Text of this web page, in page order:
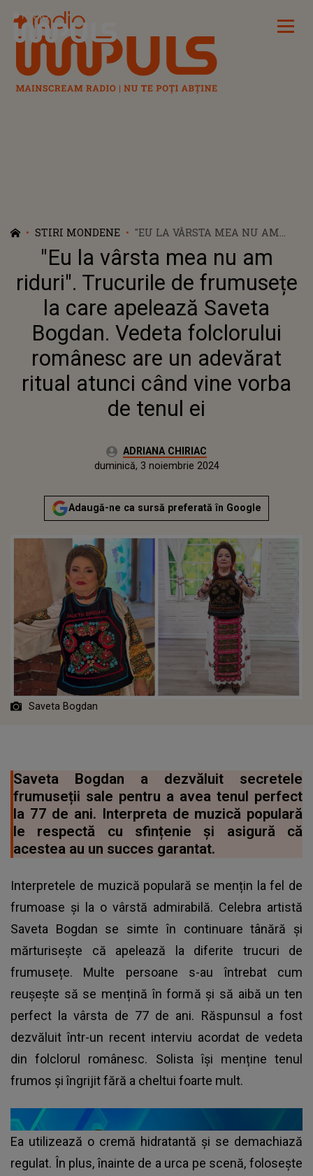
Radio Impuls
STIRI MONDENE
"EU LA VÂRSTA MEA NU AM
RIDURI". TRUCURILE DE
FRUMUSEȚE LA CARE
APELEAZĂ SAVETA BOGDAN.
VEDETA FOLCLORULUI
ROMÂNESC ARE UN ADEVĂRAT
RITUAL ATUNCI CÂND VINE
VORBA DE TENUL EI
"Eu la vârsta mea nu am
riduri". Trucurile de frumusețe
la care apelează Saveta
Bogdan. Vedeta folclorului
românesc are un adevărat
ritual atunci când vine vorba
de tenul ei
Autor:ADRIANA CHIRIAC
vineri, 3 noiembrie 2023Actualizat:
duminică, 3 noiembrie 2024
Adaugă-ne ca sursă preferată în Google
Saveta Bogdan
Saveta Bogdan a dezvăluit secretele
frumuseții sale pentru a avea tenul perfect
la 77 de ani. Interpreta de muzică populară
le respectă cu sfințenie și asigură că
acestea au un succes garantat.
Interpretele de muzică populară se mențin la fel de
frumoase și la o vârstă admirabilă. Celebra artistă
Saveta Bogdan se simte în continuare tânără și
mărturisește că apelează la diferite trucuri de
frumusețe. Multe persoane s-au întrebat cum
reușește să se mențină în formă și să aibă un ten
perfect la vârsta de 77 de ani. Răspunsul a fost
dezvăluit într-un recent interviu acordat de vedeta
din folclorul românesc. Solista își menține tenul
frumos și îngrijit fără a cheltui foarte mult.
Ea utilizează o cremă hidratantă și se demachiază
regulat. În plus, înainte de a urca pe scenă, folosește